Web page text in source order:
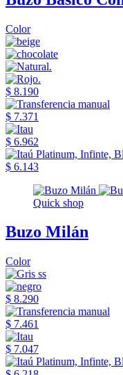
Color
$ 8.190
$ 7.371
$ 6.962
$ 6.143
Quick shop
Buzo Milán
Color
$ 8.290
$ 7.461
$ 7.047